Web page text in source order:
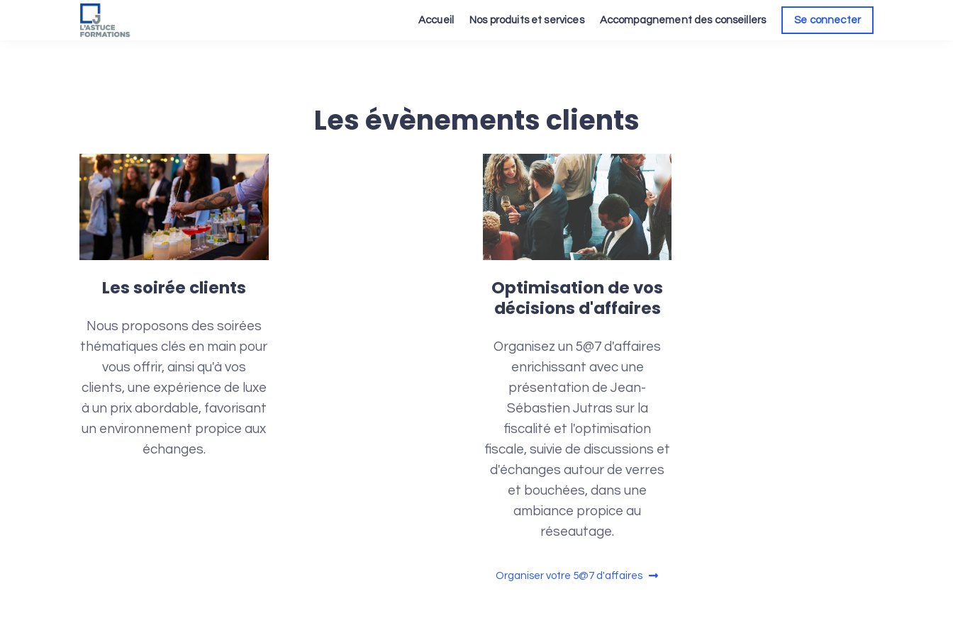
Accueil Nos produits et services Accompagnement des conseillers Se connecter
Les évènements clients
Les soirée clients
Nous proposons des soirées
thématiques clés en main pour
vous offrir, ainsi qu'à vos
clients, une expérience de luxe
à un prix abordable, favorisant
un environnement propice aux
échanges.
Optimisation de vos
décisions d'affaires
Organisez un 5@7 d'affaires
enrichissant avec une
présentation de Jean-
Sébastien Jutras sur la
fiscalité et l'optimisation
fiscale, suivie de discussions et
d'échanges autour de verres
et bouchées, dans une
ambiance propice au
réseautage.
Organiser votre 5@7 d'affaires